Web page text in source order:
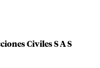
Civiles S A S